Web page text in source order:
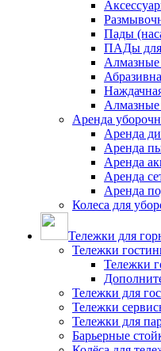
Пады
ПАДы
Аренда
Аренда
Аренда
Аренда
Аренда
Аренда
Колеса для
Тележки для
Тележки
Тележки
Тележки для
Тележки
Тележки для
Барьерные